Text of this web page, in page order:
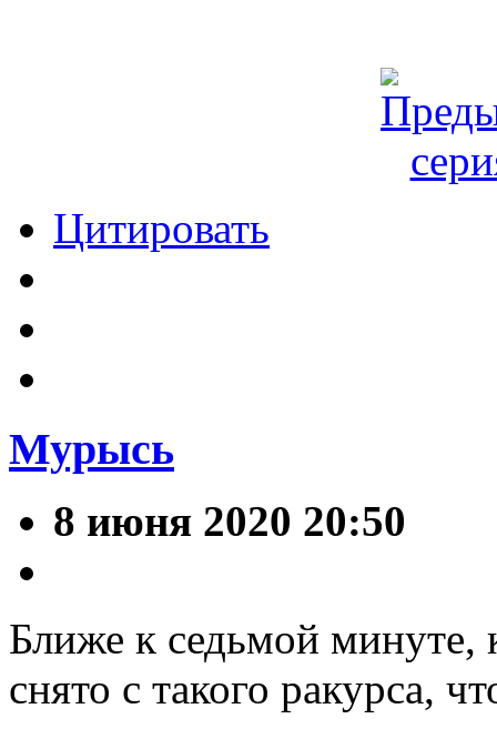
Цитировать
Мурысь
8 июня 2020 20:50
Ближе к седьмой минуте,
снято с такого ракурса,